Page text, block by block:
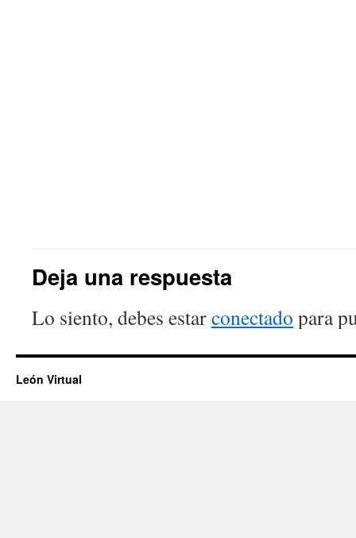
Deja una respuesta
Lo siento, debes estarconectado para
León Virtual